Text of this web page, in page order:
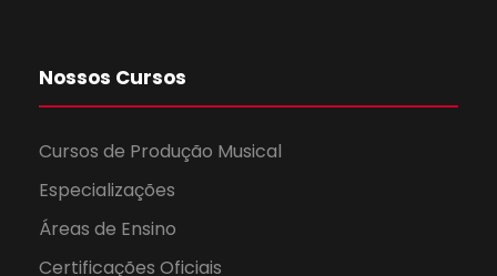
Nossos Cursos
Cursos de Produção Musical
Especializações
Áreas de Ensino
Certificações Oficiais